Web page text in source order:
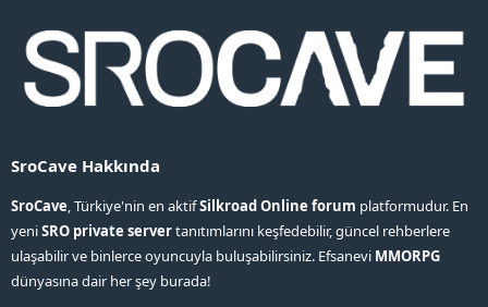
SroCave Hakkında
SroCave, Türkiye'nin en aktifSilkroad Online forum platformudur. En
yeniSRO private servertanıtımlarını keşfedebilir, güncel rehberlere
ulaşabilir ve binlerce oyuncuyla buluşabilirsiniz. Efsanevi MMORPG
dünyasına dair her şey burada!